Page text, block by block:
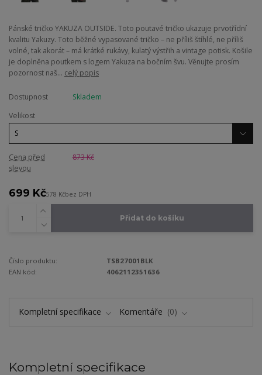
Pánské tričko YAKUZA OUTSIDE. Toto poutavé tričko ukazuje prvotřídní
kvalitu Yakuzy. Toto běžné vypasované tričko – ne příliš štíhlé, ne příliš
volné, tak akorát – má krátké rukávy, kulatý výstřih a vintage potisk. Košile
je doplněna poutkem s logem Yakuza na bočním švu. Věnujte prosím
pozornost naš... celý popis
Dostupnost
Skladem
Velikost
Cena před
slevou
873 Kč
699 Kč578 Kčbez DPH
Přidat do košíku
Číslo produktu:
TSB27001BLK
EAN kód:
4062112351636
Kompletní specifikace Komentáře 0
Kompletní specifikace